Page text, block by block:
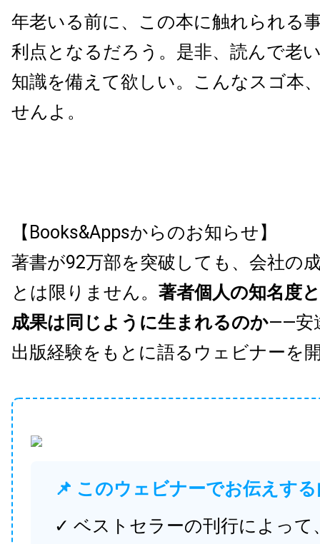
年老いる前に、この本に触れられる
利点となるだろう。是非、読んで老
知識を備えて欲しい。こんなスゴ本
せんよ。
【Books&Appsからのお知らせ】
著書が92万部を突破しても、会社の
とは限りません。 著者個人の知名度
成果は同じように生まれるのか——安
出版経験をもとに語るウェビナーを
📌 このウェビナーでお伝えす
✓ ベストセラーの刊行によって